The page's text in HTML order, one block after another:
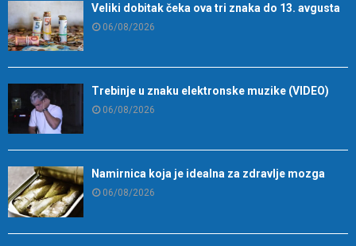
Veliki dobitak čeka ova tri znaka do 13. avgusta
06/08/2026
Trebinje u znaku elektronske muzike (VIDEO)
06/08/2026
Namirnica koja je idealna za zdravlje mozga
06/08/2026